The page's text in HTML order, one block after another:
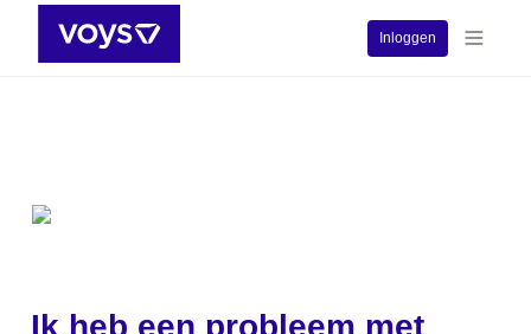
Inloggen
Ik heb een probleem met